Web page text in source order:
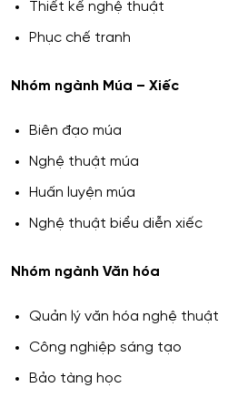
Thiết kế nghệ thuật
Phục chế tranh
Nhóm ngành Múa – Xiếc
Biên đạo múa
Nghệ thuật múa
Huấn luyện múa
Nghệ thuật biểu diễn xiếc
Nhóm ngành Văn hóa
Quản lý văn hóa nghệ thuật
Công nghiệp sáng tạo
Bảo tàng học